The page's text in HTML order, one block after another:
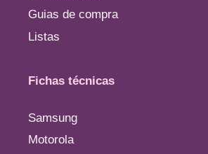
Guias de compra
Listas
Fichas técnicas
Samsung
Motorola